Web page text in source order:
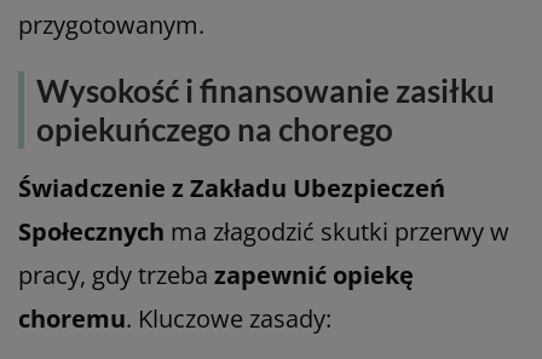
przygotowanym.
Wysokość i finansowanie zasiłku
opiekuńczego na chorego
Świadczenie z Zakładu Ubezpieczeń
Społecznych ma złagodzić skutki przerwy w
pracy, gdy trzeba zapewnić opiekę
choremu. Kluczowe zasady: